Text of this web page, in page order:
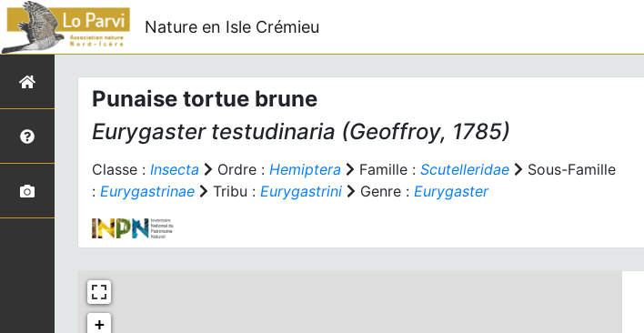
Nature en Isle Crémieu
Punaise tortue brune
Eurygaster testudinaria (Geoffroy, 1785)
Classe : Insecta Ordre : Hemiptera Famille : Scutelleridae
Sous-Famille
: Eurygastrinae Tribu : Eurygastrini Genre : Eurygaster
+